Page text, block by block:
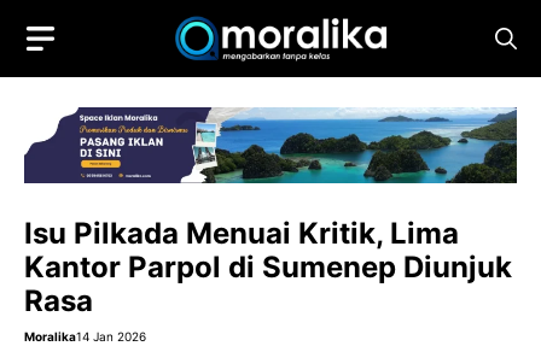
content
Isu Pilkada Menuai Kritik, Lima
Kantor Parpol di Sumenep Diunjuk
Rasa
Moralika14 Jan 2026